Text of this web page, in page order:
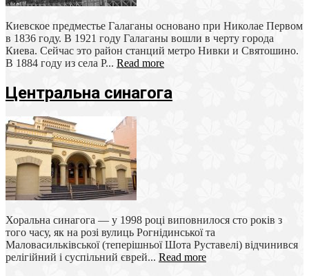
Киевское предместье Галаганы основано при Николае Первом
в 1836 году. В 1921 году Галаганы вошли в черту города
Киева. Сейчас это район станций метро Нивки и Святошино.
В 1884 году из села Р... Read more
Центральна синагога
Хоральна синагога — у 1998 році виповнилося сто років з
того часу, як на розі вулиць Рогнідинської та
Маловасильківської (теперішньої Шота Руставелі) відчинився
релігійний і суспільний єврей... Read more